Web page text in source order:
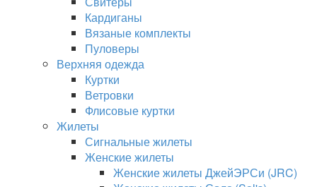
Кардиганы
Вязаные комплекты
Пуловеры
Верхняя одежда
Куртки
Ветровки
Флисовые куртки
Жилеты
Сигнальные жилеты
Женские жилеты
Женские жилеты ДжейЭРСи (JRC)